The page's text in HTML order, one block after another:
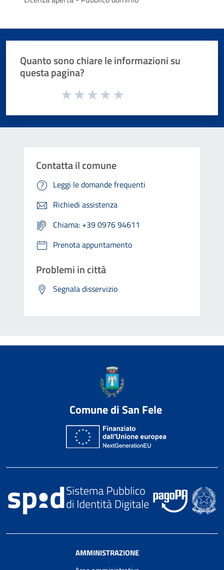
Quanto sono chiare le informazioni su
questa pagina?
Valuta da 1 a 5 stelle la pagina
Contatta il comune
Leggi le domande frequenti
Richiedi assistenza
Chiama: +39 0976 94611
Prenota appuntamento
Problemi in città
Segnala disservizio
Comune di San Fele
AMMINISTRAZIONE